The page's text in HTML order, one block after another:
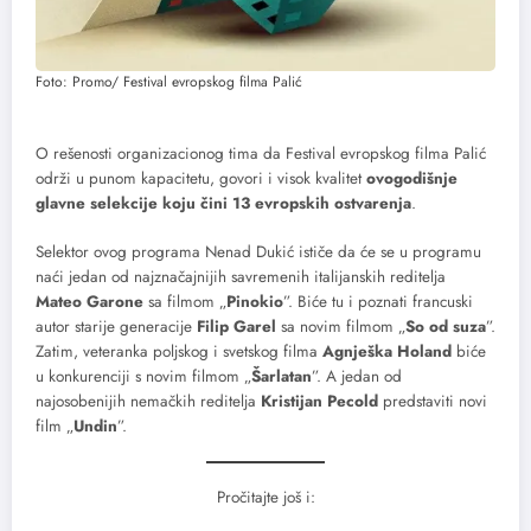
Foto: Promo/ Festival evropskog filma Palić
O rešenosti organizacionog tima da Festival evropskog filma Palić
održi u punom kapacitetu, govori i visok kvalitetovogodišnje
glavne selekcije koju čini 13 evropskih ostvarenja.
Selektor ovog programa Nenad Dukić ističe da će se u programu
naći jedan od najznačajnijih savremenih italijanskih reditelja
Mateo Garone sa filmom „Pinokio”. Biće tu i poznati francuski
autor starije generacije Filip Garel sa novim filmom „So od suza”.
Zatim, veteranka poljskog i svetskog filma Agnješka Holand biće
u konkurenciji s novim filmom „Šarlatan”. A jedan od
najosobenijih nemačkih reditelja Kristijan Pecold predstaviti novi
film „Undin”.
Pročitajte još i: